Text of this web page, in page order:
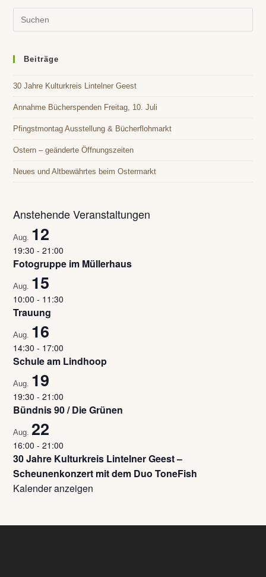
Beiträge
30 Jahre Kulturkreis Lintelner Geest
Annahme Bücherspenden Freitag, 10. Juli
Pfingstmontag Ausstellung & Bücherflohmarkt
Ostern – geänderte Öffnungszeiten
Neues und Altbewährtes beim Ostermarkt
Anstehende Veranstaltungen
Aug. 12
19:30 -21:00
Fotogruppe im Müllerhaus
Aug. 15
10:00 - 11:30
Trauung
Aug. 16
14:30 - 17:00
Schule am Lindhoop
Aug. 19
19:30 -21:00
Bündnis 90 / Die Grünen
Aug.22
16:00 -21:00
30 Jahre Kulturkreis Lintelner Geest –
Scheunenkonzert mit dem Duo ToneFish
Kalender anzeigen